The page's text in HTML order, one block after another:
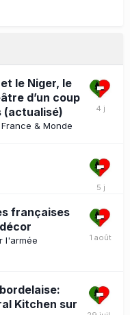
le Niger, le
d’un coup
(actualisé)
& Monde
françaises
l'armée
Kitchen sur